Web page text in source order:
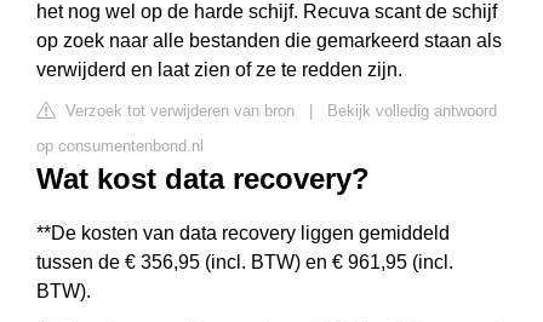
het nog wel op de harde schijf. Recuva scant de schijf
op zoek naar alle bestanden die gemarkeerd staan als
verwijderd en laat zien of ze te redden zijn.
Verzoek tot verwijderen van bron
Bekijk volledig antwoord
op consumentenbond.nl
Wat kost data recovery?
**De kosten van data recovery liggen gemiddeld
tussen de € 356,95 (incl. BTW) en € 961,95 (incl.
BTW).